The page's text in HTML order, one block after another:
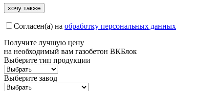
Согласен(а) на обработку персональных данных
Получите лучшую цену
на необходимый вам газобетон ВКБлок
Выберите тип продукции
Выберите завод